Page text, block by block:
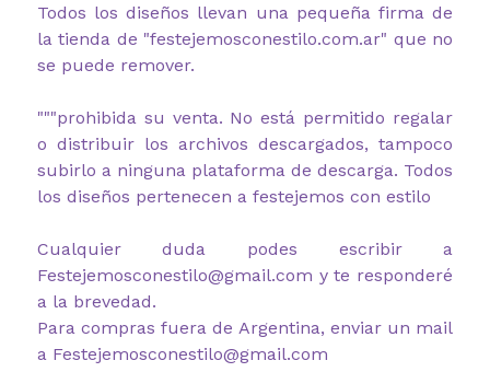
Todos los diseños llevan una pequeña firma de
la tienda de "festejemosconestilo.com.ar" que no
se puede remover.
"""prohibida su venta. No está permitido regalar
o distribuir los archivos descargados, tampoco
subirlo a ninguna plataforma de descarga. Todos
los diseños pertenecen a festejemos con estilo
Cualquier duda podes escribir a
Festejemosconestilo@gmail.com y te responderé
a la brevedad.
Para compras fuera de Argentina, enviar un mail
a Festejemosconestilo@gmail.com